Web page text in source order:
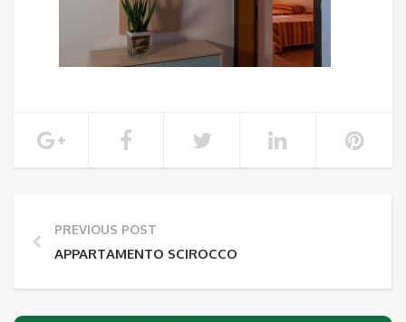
PREVIOUS POST
APPARTAMENTO SCIROCCO